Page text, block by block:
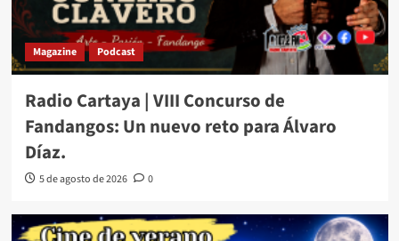
Magazine Podcast
Radio Cartaya | VIII Concurso de
Fandangos: Un nuevo reto para Álvaro
Díaz.
5 de agosto de 2026 0